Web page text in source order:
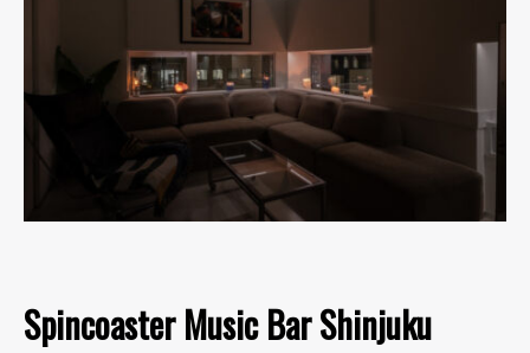
Spincoaster Music Bar Shinjuku